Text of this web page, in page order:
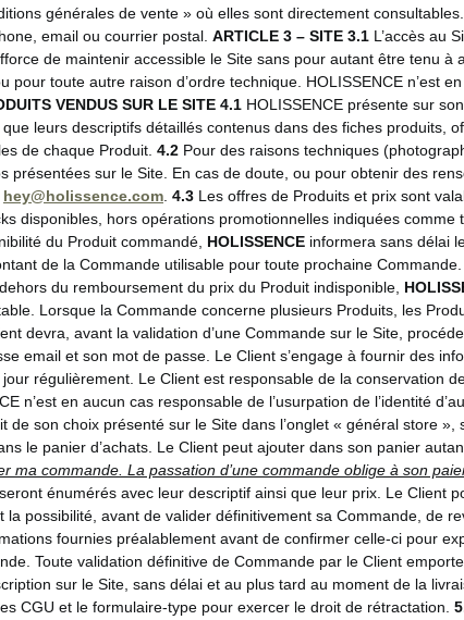
générales de vente » où elles sont directement
email ou courrier postal. ARTICLE 3 – SITE 3.1 L’accès au
de maintenir accessible le Site sans pour autant être tenu à
toute autre raison d’ordre technique. HOLISSENCE n’est
VENDUS SUR LE SITE 4.1 HOLISSENCE présente sur
leurs descriptifs détaillés contenus dans des fiches produits,
de chaque Produit. 4.2 Pour des raisons techniques
sur le Site. En cas de doute, ou pour obtenir des
hey@holissence.com 4.3 Les offres de Produits et prix sont
disponibles, hors opérations promotionnelles indiquées comme
du Produit commandé, HOLISSENCE informera sans délai
de la Commande utilisable pour toute prochaine
du remboursement du prix du Produit indisponible,
Lorsque la Commande concerne plusieurs Produits, les
devra, avant la validation d’une Commande sur le Site,
email et son mot de passe. Le Client s’engage à fournir des
régulièrement. Le Client est responsable de la conservation
en aucun cas responsable de l’usurpation de l’identité
son choix présenté sur le Site dans l’onglet « général store »,
le panier d’achats. Le Client peut ajouter dans son panier
ma commande. La passation d’une commande oblige à son
énumérés avec leur descriptif ainsi que leur prix. Le Client
possibilité, avant de valider définitivement sa Commande, de
fournies préalablement avant de confirmer celle-ci pour
Toute validation définitive de Commande par le Client
sur le Site, sans délai et au plus tard au moment de la
CGU et le formulaire-type pour exercer le droit de rétractation.